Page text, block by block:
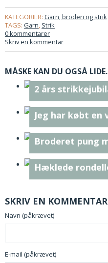
KATEGORIER: Garn, broderi og strik
TAGS: Garn, Strik
0 kommentarer
Skriv en kommentar
MÅSKE KAN DU OGSÅ
2 års
Jeg har købt en
Broderet pung
Hæklede
SKRIV EN KOMMENTAR
Navn (påkrævet)
E-mail (påkrævet)